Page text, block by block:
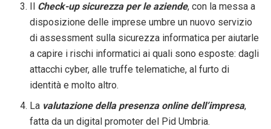
Check-up sicurezza per le aziende, con la messa a
disposizione delle imprese umbre un nuovo servizio
di assessment sulla sicurezza informatica per aiutarle
a capire i rischi informatici ai quali sono esposte: dagli
attacchi cyber, alle truffe telematiche, al furto di
identità e molto altro.
La valutazione della presenza online dell’impresa,
fatta da un digital promoter del Pid Umbria.